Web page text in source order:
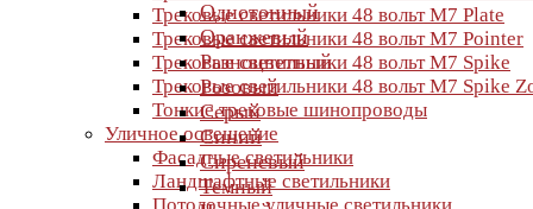
Трековые светильники 48 вольт M7 Plate
Трековые светильники 48 вольт M7 Pointer
Трековые светильники 48 вольт M7 Spike
Трековые светильники 48 вольт M7 Spike
Тонкие трековые шинопроводы
Уличное освещение
Фасадные светильники
Ландшафтные светильники
Однотонный
Оранжевый
Разноцветный
Розовый
Серый
Синий
Сиреневый
Темный